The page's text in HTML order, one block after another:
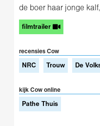
de boer haar jonge
filmtrailer
recensies Cow
NRC Trouw De
kijk Cow online
Pathe Thuis